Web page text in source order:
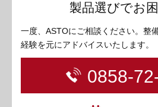
製品選びでお
一度、ASTOにご相談ください。整
経験を元にアドバイスいたします。
0858-